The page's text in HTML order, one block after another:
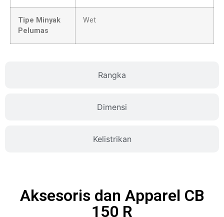
Rangka
Dimensi
Kelistrikan
Tipe Minyak
Pelumas
Wet
Aksesoris dan Apparel CB
150 R